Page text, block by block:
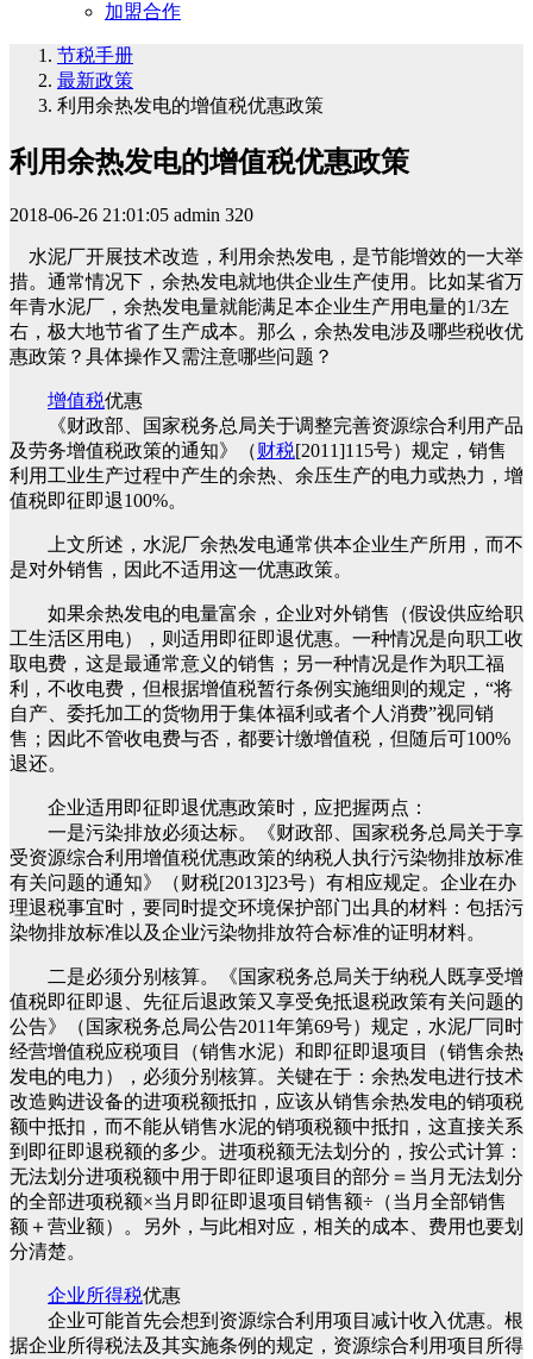
加盟合作
节税手册
最新政策
利用余热发电的增值税优惠政策
利用余热发电的增值税优惠政策
2018-06-26 21:01:05 admin 320
水泥厂开展技术改造，利用余热发电，是节能增效的一大举
措。通常情况下，余热发电就地供企业生产使用。比如某省万
年青水泥厂，余热发电量就能满足本企业生产用电量的1/3左
右，极大地节省了生产成本。那么，余热发电涉及哪些税收优
惠政策？具体操作又需注意哪些问题？
增值税优惠
《财政部、国家税务总局关于调整完善资源综合利用产品
及劳务增值税政策的通知》（财税[2011]115号）规定，销售
利用工业生产过程中产生的余热、余压生产的电力或热力，增
值税即征即退100%。
上文所述，水泥厂余热发电通常供本企业生产所用，而不
是对外销售，因此不适用这一优惠政策。
如果余热发电的电量富余，企业对外销售（假设供应给职
工生活区用电），则适用即征即退优惠。一种情况是向职工收
取电费，这是最通常意义的销售；另一种情况是作为职工福
利，不收电费，但根据增值税暂行条例实施细则的规定，“将
自产、委托加工的货物用于集体福利或者个人消费”视同销
售；因此不管收电费与否，都要计缴增值税，但随后可100%
退还。
企业适用即征即退优惠政策时，应把握两点：
一是污染排放必须达标。《财政部、国家税务总局关于享
受资源综合利用增值税优惠政策的纳税人执行污染物排放标准
有关问题的通知》（财税[2013]23号）有相应规定。企业在办
理退税事宜时，要同时提交环境保护部门出具的材料：包括污
染物排放标准以及企业污染物排放符合标准的证明材料。
二是必须分别核算。《国家税务总局关于纳税人既享受增
值税即征即退、先征后退政策又享受免抵退税政策有关问题的
公告》（国家税务总局公告2011年第69号）规定，水泥厂同时
经营增值税应税项目（销售水泥）和即征即退项目（销售余热
发电的电力），必须分别核算。关键在于：余热发电进行技术
改造购进设备的进项税额抵扣，应该从销售余热发电的销项税
额中抵扣，而不能从销售水泥的销项税额中抵扣，这直接关系
到即征即退税额的多少。进项税额无法划分的，按公式计算：
无法划分进项税额中用于即征即退项目的部分＝当月无法划分
的全部进项税额×当月即征即退项目销售额÷（当月全部销售
额＋营业额）。另外，与此相对应，相关的成本、费用也要划
分清楚。
企业所得税优惠
企业可能首先会想到资源综合利用项目减计收入优惠。根
据企业所得税法及其实施条例的规定，资源综合利用项目所得